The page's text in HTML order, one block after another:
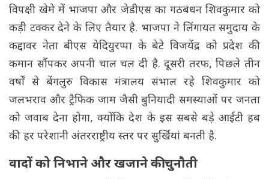
विपक्षी खेमे में भाजपा और जेडीएस का गठबंधन शिवकुमार को
कड़ी टक्कर देने के लिए तैयार है. भाजपा ने लिंगायत समुदाय के
कद्दावर नेता बीएस येदियुरप्पा के बेटे विजयेंद्र को प्रदेश की
कमान सौंपकर अपनी चाल चल दी है. दूसरी तरफ, पिछले तीन
वर्षों से बेंगलुरु विकास मंत्रालय संभाल रहे शिवकुमार को
जलभराव और ट्रैफिक जाम जैसी बुनियादी समस्याओं पर जनता
को जवाब देना होगा, क्योंकि देश के इस सबसे बड़े आईटी हब
की हर परेशानी अंतरराष्ट्रीय स्तर पर सुर्खियां बनती है.
वादों को निभाने और खजाने की चुनौती